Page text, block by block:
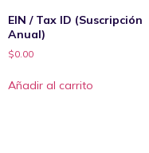
EIN / Tax ID (Suscripción
Anual)
$0.00
Añadir al carrito